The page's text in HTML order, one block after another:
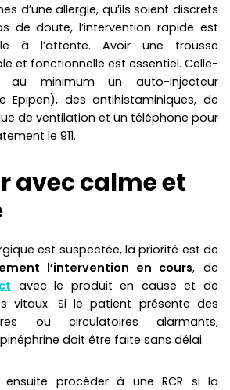
d’une allergie, qu’ils soient discrets
de doute, l’intervention rapide est
à l’attente. Avoir une trousse
et fonctionnelle est essentiel. Celle-
minimum un auto-injecteur
Epipen), des antihistaminiques, de
de ventilation et un téléphone pour
le 911.
avec calme et
est suspectée, la priorité est de
l’intervention en cours, de
avec le produit en cause et de
vitaux. Si le patient présente des
ou circulatoires alarmants,
doit être faite sans délai.
ensuite procéder à une RCR si la